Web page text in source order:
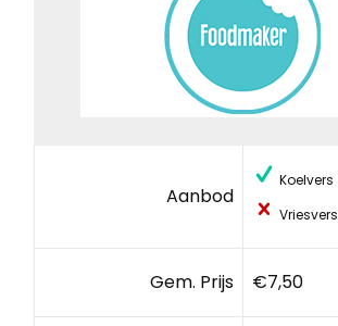
Aanbod
Koelvers
Vriesvers
Gem. Prijs €7,50